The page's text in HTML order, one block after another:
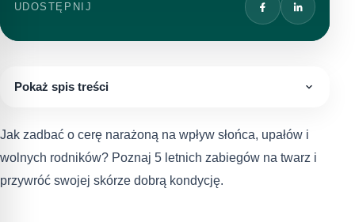
UDOSTĘPNIJ
Pokaż spis treści
Jak zadbać o cerę narażoną na wpływ słońca, upałów i
wolnych rodników? Poznaj 5 letnich zabiegów na twarz i
przywróć swojej skórze dobrą kondycję.